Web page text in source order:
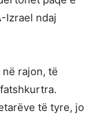
Izrael ndaj
rajon, të
të tyre, jo